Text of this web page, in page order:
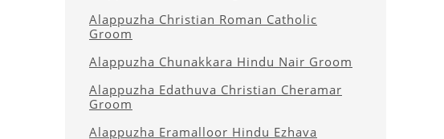
Alappuzha Christian Roman Catholic
Groom
Alappuzha Chunakkara Hindu Nair Groom
Alappuzha Edathuva Christian Cheramar
Groom
Alappuzha Eramalloor Hindu Ezhava